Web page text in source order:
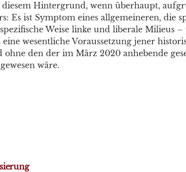
Hintergrund, wenn überhaupt,
Es ist Symptom eines allgemeineren, die
Weise linke und liberale Milieus
wesentliche Voraussetzung jener
ohne den der im März 2020 anhebende
wäre.